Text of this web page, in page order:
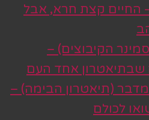
החיים קצת חרא, אבל
הקיבוצים) –
שבתיאטרון אחד העם
(תיאטרון הבימה) –
לכולם